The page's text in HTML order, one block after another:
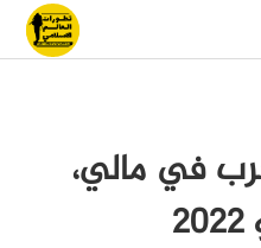
في مالي،